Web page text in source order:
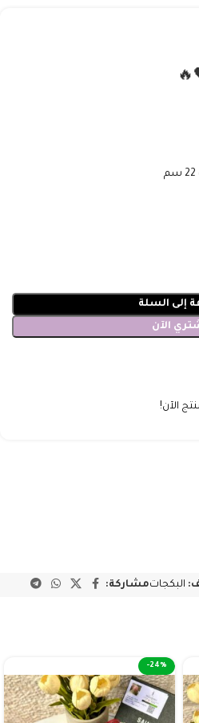
إلى السلة
الآن
الآن!
البكجاتمشاركة:
-24%